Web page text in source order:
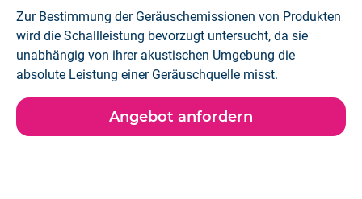
Zur Bestimmung der Geräuschemissionen von Produkten
wird die Schallleistung bevorzugt untersucht, da sie
unabhängig von ihrer akustischen Umgebung die
absolute Leistung einer Geräuschquelle misst.
Angebot anfordern